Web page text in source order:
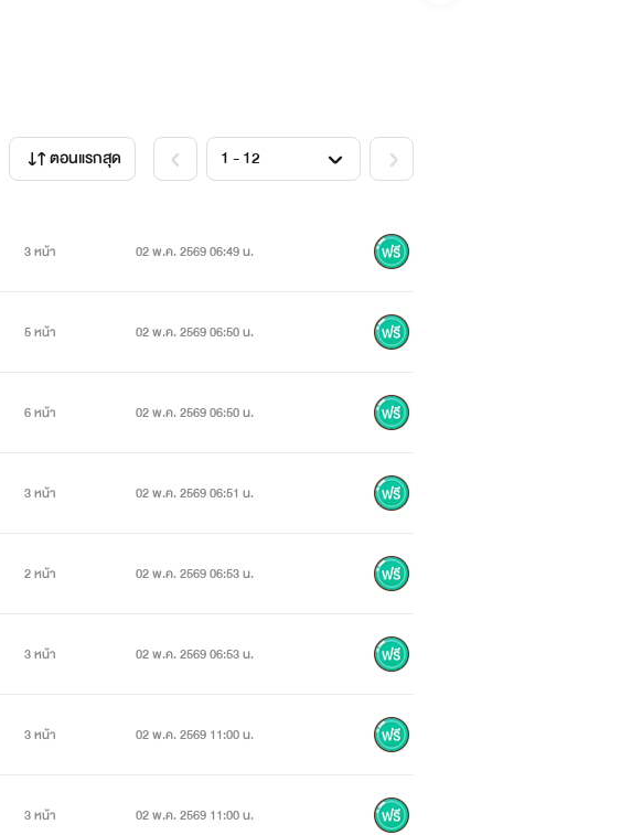
ตอนแรกสุด
3 หน้า 02 พ.ค. 2569 06:49 น.
5 หน้า 02 พ.ค. 2569 06:50 น.
6 หน้า 02 พ.ค. 2569 06:50 น.
3 หน้า 02 พ.ค. 2569 06:51 น.
2 หน้า 02 พ.ค. 2569 06:53 น.
3 หน้า 02 พ.ค. 2569 06:53 น.
3 หน้า 02 พ.ค. 2569 11:00 น.
3 หน้า 02 พ.ค. 2569 11:00 น.